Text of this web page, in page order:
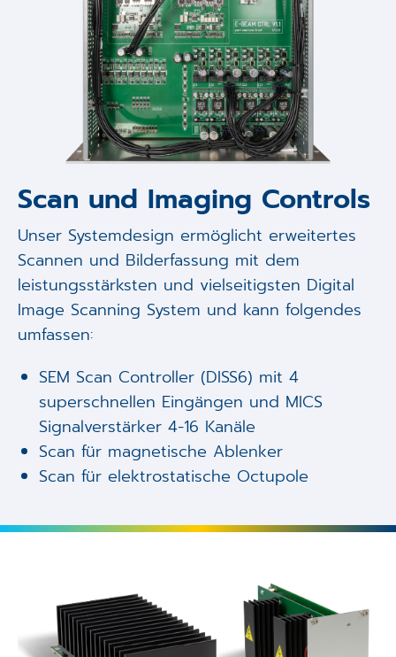
Scan und Imaging Controls
Unser Systemdesign ermöglicht erweitertes
Scannen und Bilderfassung mit dem
leistungsstärksten und vielseitigsten Digital
Image Scanning System und kann folgendes
umfassen:
SEM Scan Controller (DISS6) mit 4
superschnellen Eingängen und MICS
Signalverstärker 4-16 Kanäle
Scan für magnetische Ablenker
Scan für elektrostatische Octupole